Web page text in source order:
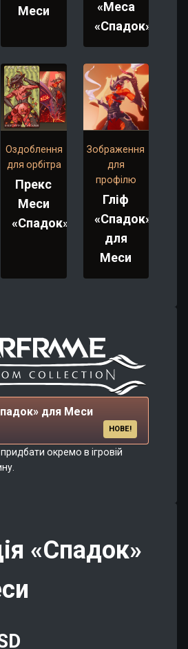
Меси
«Меса
«Спадок»»
Оздоблення
для орбітра
Прекс
Меси
«Спадок»
Зображення
для
профілю
Гліф
«Спадок»
для
Меси
для Меси
НОВЕ!
окремо в ігровій
«Спадок»